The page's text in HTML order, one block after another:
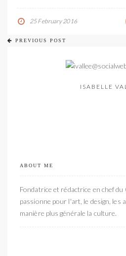
25 February 2016
PREVIOUS POST
ISABELLE
ABOUT ME
Fondatrice et rédactrice en chef
passionne pour l'art, le design, les
manière plus générale la culture.